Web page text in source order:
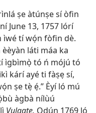
ṣe àtúnṣe sí òfin
June 13, 1757 lórí
ìwé tí wọ́n fòfin dè.
láti máa ka
ìgbìmọ̀ tó ń mójú tó
kárí ayé ti fàṣẹ sí,
ṣe tẹ̀ ẹ́.” Èyí ló mú
àgbà nílùú
Vulgate. Ọdún 1769 ló